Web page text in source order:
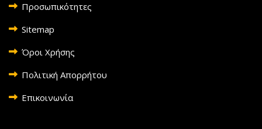
Προσωπικότητες
Sitemap
Όροι Χρήσης
Πολιτική Απορρήτου
Επικοινωνία